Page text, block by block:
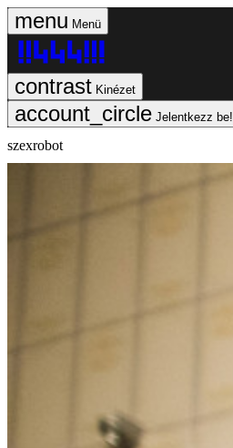
Menü
Kinézet
Jelentkezz be!
szexrobot